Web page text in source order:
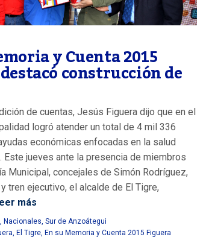
y Cuenta 2015
construcción de
de cuentas, Jesús Figuera dijo que en el
logró atender un total de 4 mil 336
económicas enfocadas en la salud
Este jueves ante la presencia de miembros
Municipal, concejales de Simón Rodríguez,
tren ejecutivo, el alcalde de El Tigre,
más
, Nacionales, Sur de Anzoátegui
, El Tigre, En su Memoria y Cuenta 2015 Figuera